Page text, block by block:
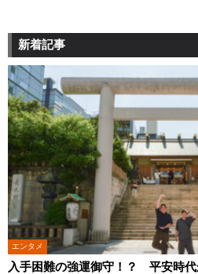
新着記事
エンタメ
入手困難の強運御守！？ 平安時